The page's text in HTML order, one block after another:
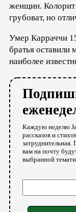
женщин. Колорит
грубоват, но
Умер Карраччи
братья оставили
наиболее
Каждую неделю
рассказов и
вам на почту
выбранной